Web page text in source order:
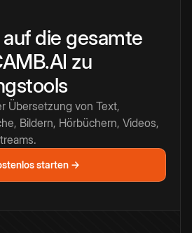
die gesamte
zu
Übersetzung von Text,
Bildern, Hörbüchern, Videos,
starten →